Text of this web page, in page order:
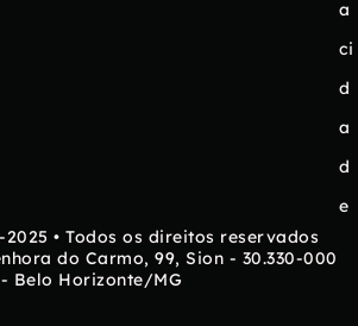
a
ci
d
a
d
e
2025 • Todos os direitos reservados
do Carmo, 99, Sion - 30.330-000
- Belo Horizonte/MG